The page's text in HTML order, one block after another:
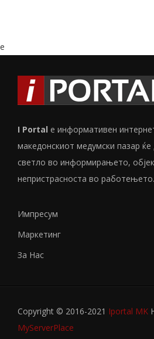
e
I Portal е информативен
македонскиот медумски пазар
светло во информирањето,
непристрасноста во
Импресум
Маркетинг
За Нас
Copyright © 2016-2021 Iportal MK
MyServerPlace